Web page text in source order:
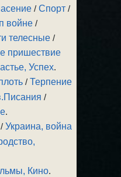
/Спорт /
войне /
телесные /
пришествие
Успех.
/Терпение
/
.
/Украина, война
Кино.